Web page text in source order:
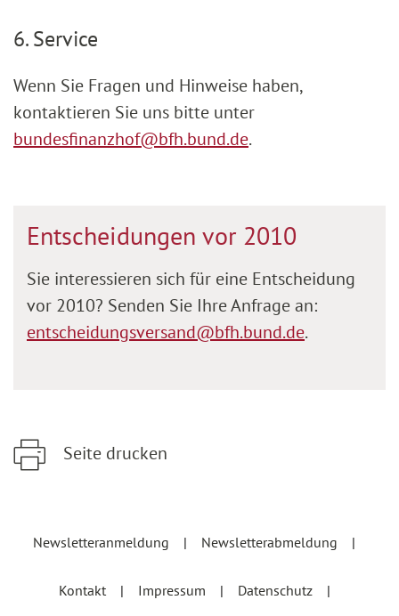
6. Service
Wenn Sie Fragen und Hinweise haben,
kontaktieren Sie uns bitte unter
bundesfinanzhof@bfh.bund.de.
Entscheidungen vor 2010
Sie interessieren sich für eine Entscheidung
vor 2010? Senden Sie Ihre Anfrage an:
entscheidungsversand@bfh.bund.de.
Seite drucken
Newsletteranmeldung
Newsletterabmeldung
Kontakt Impressum Datenschutz